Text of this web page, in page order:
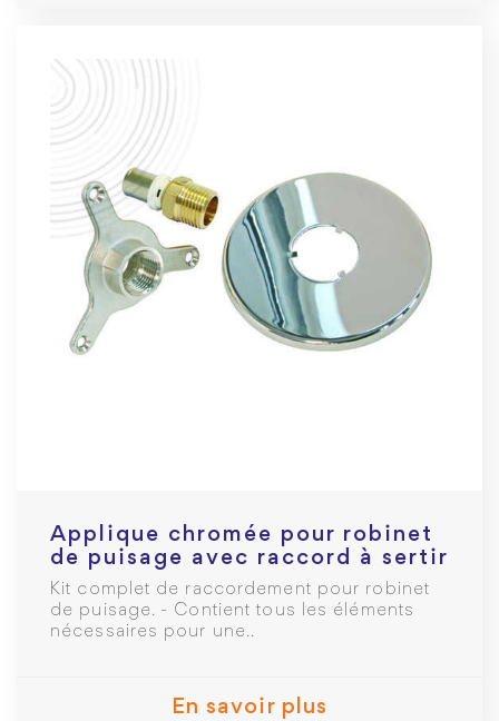
Applique chromée pour robinet
de puisage avec raccord à sertir
MC Ø16mm F 1/2
Kit complet de raccordement pour robinet
de puisage. - Contient tous les éléments
nécessaires pour une..
En savoir plus